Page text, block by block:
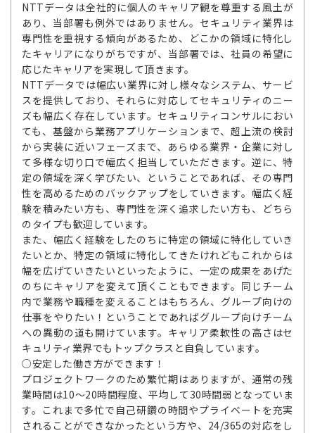
NTTデータは全社的に個人のキャリア観を尊重する風土が
あり、当部署も例外ではありません。セキュリティ業界は
専門性を重視する傾向があるため、どこかの領域に特化し
たキャリアになりがちですが、当部署では、社員の希望に
応じたキャリアを実現して頂きます。
NTTデータでは幅広い業界に対し様々なシステム、サービ
スを提供しており、それらに対応してセキュリティのニー
ズも幅広く存在しています。セキュリティコンサルにおい
ても、基盤から業務アプリケーションまで、超上流の検討
から実装に近いフェーズまで、あらゆる業界・企業に対し
て多様な切り口で幅広く担当していただきます。逆に、特
定の領域を深く学びたい、ということであれば、その専門
性を高めるためのバックアップをしていきます。幅広く経
験を積みたい方も、専門性を深く追求したい方も、どちら
のタイプも歓迎しています。
また、幅広く経験をしたのちに特定の領域に特化していき
たいとか、特定の領域に特化してきたけれどもこれからは
幅を広げていきたいといったように、一定の成果をあげた
のちにキャリアを変えて頂くこともできます。同じチーム
内で業務や職種を変えることはもちろん、グループ向けの
仕事をやりたい！ということであればグループ向けチーム
への異動の道も開けています。キャリア柔軟性の高さはセ
キュリティ業界でもトップクラスと自負しています。
○安定した働き方ができます！
プロジェクトワークのため繁忙期はありますが、通常の残
業時間は10～20時間程度、平均して30時間弱となっていま
す。これまで多忙で自己研鑽の時間やプライベートを充実
されることができなかったという方や、24/365の対応をし